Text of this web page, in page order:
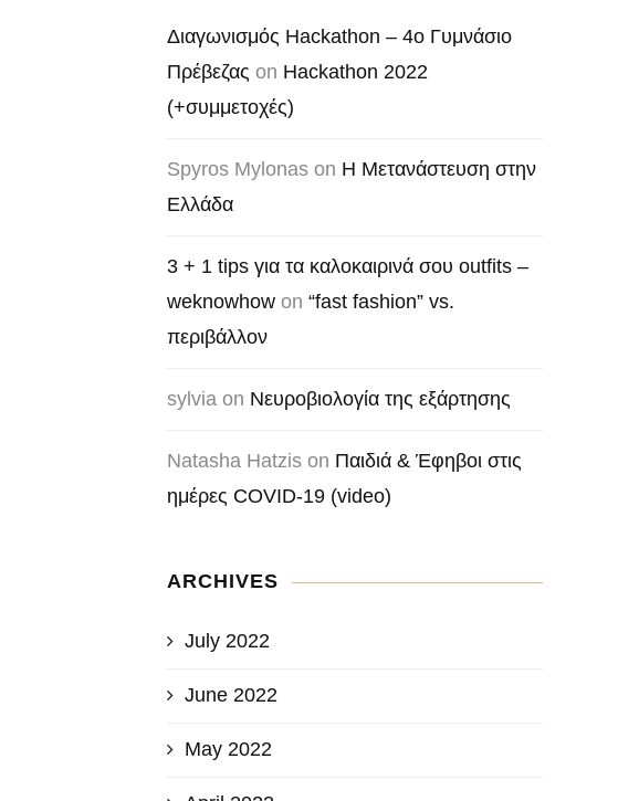
Διαγωνισμός Hackathon – 4o Γυμνάσιο
Πρέβεζας on Hackathon 2022
(+συμμετοχές)
Spyros Mylonas on Η Μετανάστευση στην
Ελλάδα
3 + 1 tips για τα καλοκαιρινά σου outfits –
weknowhow on “fast fashion” vs.
περιβάλλον
sylvia on Νευροβιολογία της εξάρτησης
Natasha Hatzis on Παιδιά & Έφηβοι στις
ημέρες COVID-19 (video)
ARCHIVES
July 2022
June 2022
May 2022